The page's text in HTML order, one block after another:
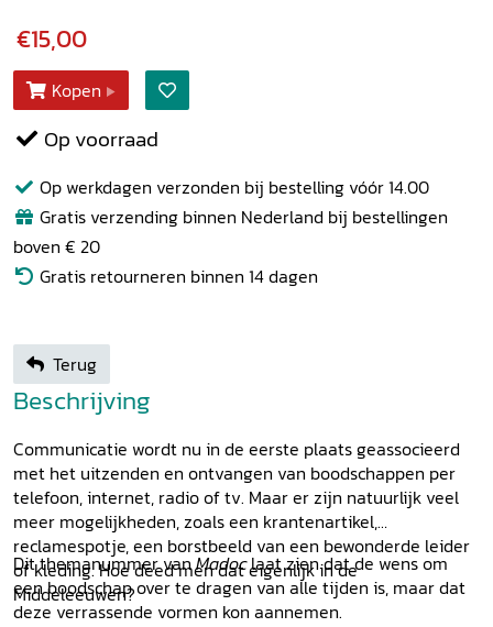
€15,00
Kopen
Op voorraad
Op werkdagen verzonden bij bestelling vóór 14.00
Gratis verzending binnen Nederland bij bestellingen
boven € 20
Gratis retourneren binnen 14 dagen
Terug
Beschrijving
Communicatie wordt nu in de eerste plaats geassocieerd
met het uitzenden en ontvangen van boodschappen per
telefoon, internet, radio of tv. Maar er zijn natuurlijk veel
meer mogelijkheden, zoals een krantenartikel,
reclamespotje, een borstbeeld van een bewonderde leider
of kleding. Hoe deed men dat eigenlijk in de
Middeleeuwen?
Dit themanummer vanMadoclaat zien dat de wens om
een boodschap over te dragen van alle tijden is, maar dat
deze verrassende vormen kon aannemen.